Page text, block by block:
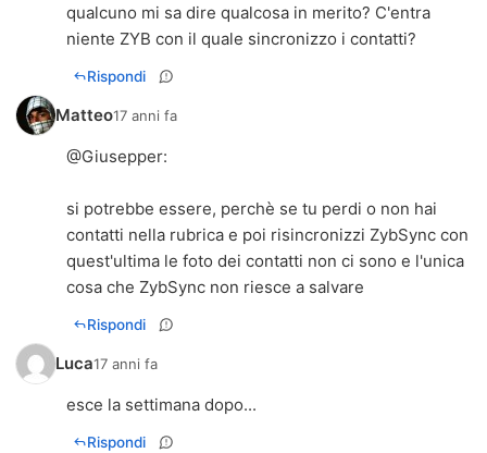
qualcuno mi sa dire qualcosa in merito? C'entra
niente ZYB con il quale sincronizzo i contatti?
Rispondi
Matteo17 anni fa
@Giusepper:
si potrebbe essere, perchè se tu perdi o non hai
contatti nella rubrica e poi risincronizzi ZybSync con
quest'ultima le foto dei contatti non ci sono e l'unica
cosa che ZybSync non riesce a salvare
Rispondi
Luca17 anni fa
esce la settimana dopo...
Rispondi